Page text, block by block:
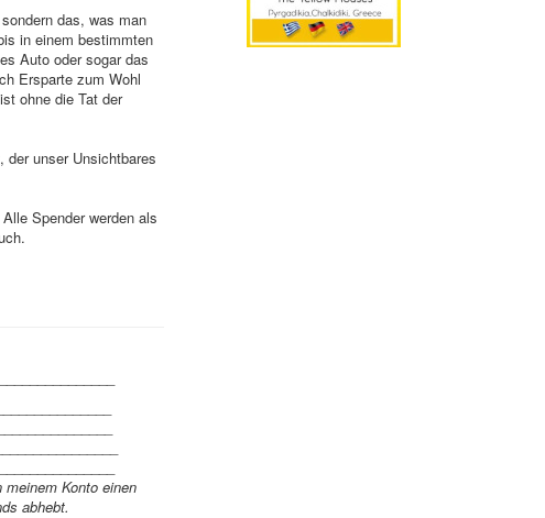
das, was man
in einem bestimmten
Auto oder sogar das
Ersparte zum Wohl
ohne die Tat der
der unser Unsichtbares
Spender werden als
Konto einen
abhebt.